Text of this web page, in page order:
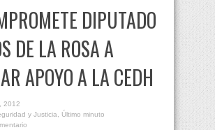
DIPUTADO
DE LA ROSA A
APOYO A LA CEDH
2012
y Justicia, Último minuto